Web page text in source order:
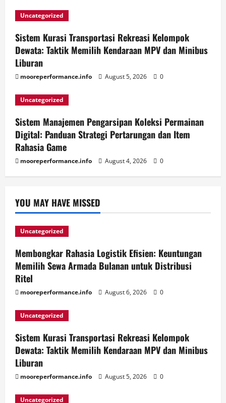
Uncategorized
Sistem Kurasi Transportasi Rekreasi Kelompok
Dewata: Taktik Memilih Kendaraan MPV dan Minibus
Liburan
mooreperformance.info August 5, 2026 0
Uncategorized
Sistem Manajemen Pengarsipan Koleksi Permainan
Digital: Panduan Strategi Pertarungan dan Item
Rahasia Game
mooreperformance.info August 4, 2026 0
YOU MAY HAVE MISSED
Uncategorized
Membongkar Rahasia Logistik Efisien: Keuntungan
Memilih Sewa Armada Bulanan untuk Distribusi
Ritel
mooreperformance.info August 6, 2026 0
Uncategorized
Sistem Kurasi Transportasi Rekreasi Kelompok
Dewata: Taktik Memilih Kendaraan MPV dan Minibus
Liburan
mooreperformance.info August 5, 2026 0
Uncategorized